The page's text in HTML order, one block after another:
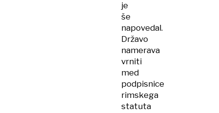
je
še
napovedal.
Državo
namerava
vrniti
med
podpisnice
rimskega
statuta